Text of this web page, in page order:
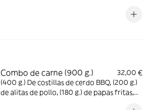
Combo de carne (900 g.)
32,00 €
(400 g.) De costillas de cerdo BBQ, (200 g.)
de alitas de pollo, (180 g.) de papas fritas,